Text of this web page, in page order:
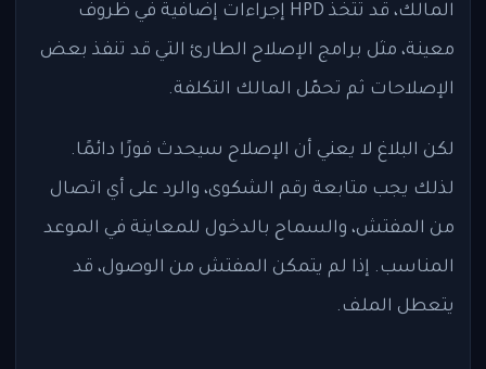
المالك، قد تتخذ HPD إجراءات إضافية في ظروف
معينة، مثل برامج الإصلاح الطارئ التي قد تنفذ بعض
الإصلاحات ثم تحمّل المالك التكلفة.
لكن البلاغ لا يعني أن الإصلاح سيحدث فورًا دائمًا.
لذلك يجب متابعة رقم الشكوى، والرد على أي اتصال
من المفتش، والسماح بالدخول للمعاينة في الموعد
المناسب. إذا لم يتمكن المفتش من الوصول، قد
يتعطل الملف.